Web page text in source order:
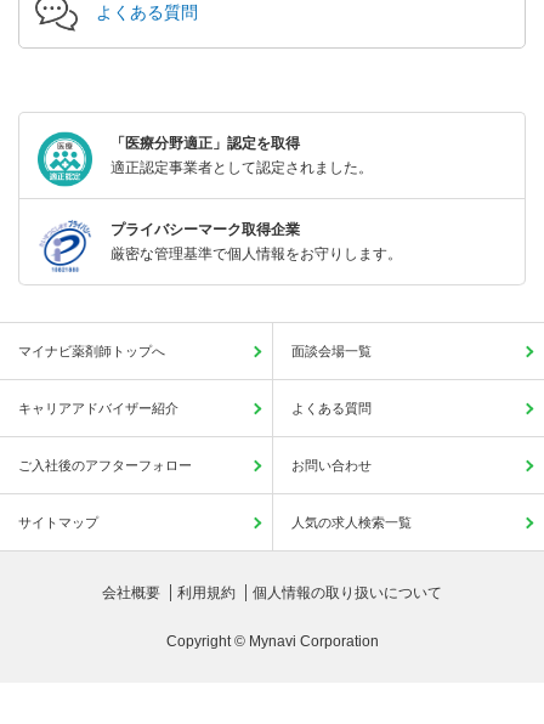
よくある質問
「医療分野適正」認定を取得
適正認定事業者として認定されました。
プライバシーマーク取得企業
厳密な管理基準で個人情報をお守りします。
マイナビ薬剤師トップへ 面談会場一覧
キャリアアドバイザー紹介 よくある質問
ご入社後のアフターフォロー お問い合わせ
サイトマップ 人気の求人検索一覧
会社概要 利用規約 個人情報の取り扱いについて
Copyright © Mynavi Corporation